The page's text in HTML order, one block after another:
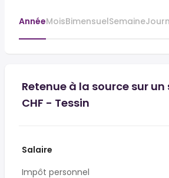
AnnéeMoisBimensuelSemaine
Retenue à la source sur un
CHF - Tessin
Salaire
Impôt personnel